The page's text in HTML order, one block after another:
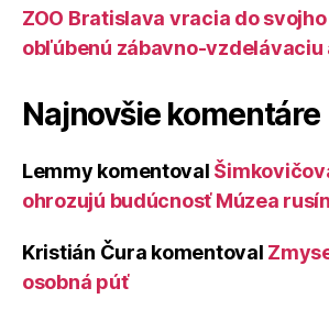
ZOO Bratislava vracia do
obľúbenú zábavno-vzdelávaciu
Najnovšie komentáre
Lemmy komentoval
ohrozujú budúcnosť Múzea
Kristián Čura komentoval
osobná púť